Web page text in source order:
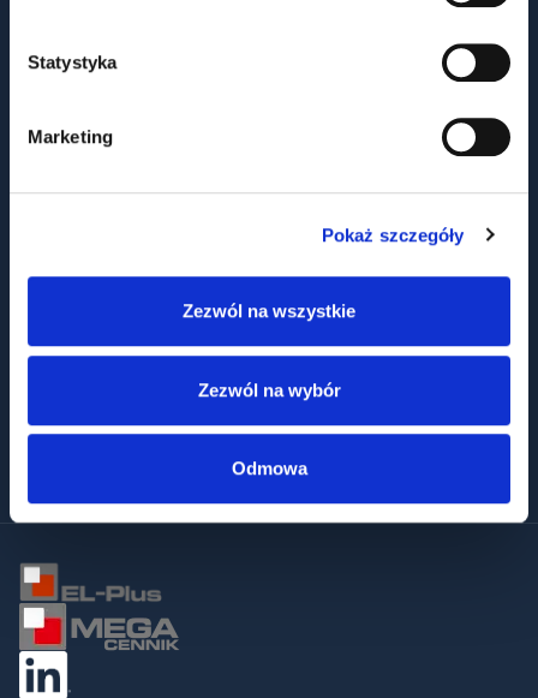
Statystyka
Marketing
Pokaż szczegóły
Zezwól na wszystkie
Zezwól na wybór
Odmowa
History
Team
Procurement policy
ESG Commitment
Areas of activity
News